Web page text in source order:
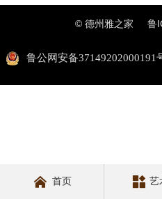
© 德州雅之家 鲁
鲁公网安备37149202000191
 首页  艺